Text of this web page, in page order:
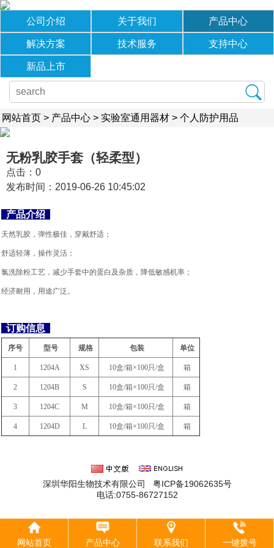
公司介绍 关于我们 产品中心
解决方案 技术服务 支持中心
新品上市
网站首页 > 产品中心 > 实验室通用器材 > 个人防护用品
无粉乳胶手套（轻柔型）
点击：0
发布时间：2019-06-26 10:45:02
产品介绍
天然乳胶，弹性极佳，穿戴舒适；
舒适轻薄，操作灵活；
氯洗除粉工艺，减少手套中的蛋白及杂质，降低敏感机率；
经济耐用，用途广泛。
订购信息
序号 型号 规格 包装 单位
1 1204A XS 10盒/箱×100只/盒 箱
2 1204B S 10盒/箱×100只/盒 箱
3 1204C M 10盒/箱×100只/盒 箱
4 1204D L 10盒/箱×100只/盒 箱
深圳华阳生物技术有限公司 粤ICP备19062635号
电话:0755-86727152
网站首页 产品中心 联系我们 一键拨号